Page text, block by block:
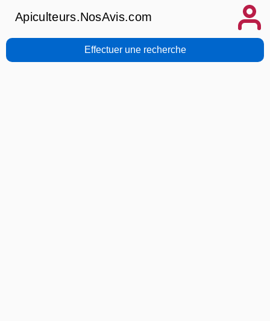
Apiculteurs.NosAvis.com
Effectuer une recherche